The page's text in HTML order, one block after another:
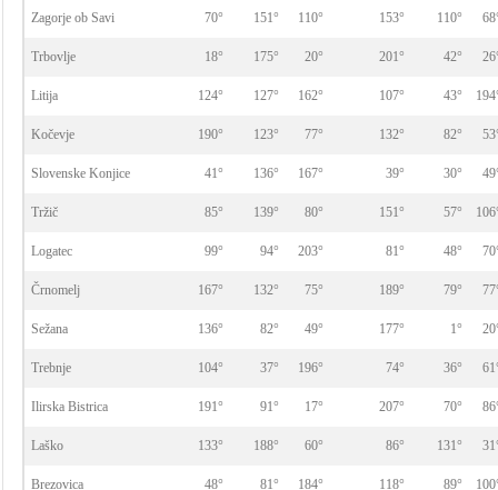
Zagorje ob Savi 70° 151° 110° 153° 110°
Trbovlje 18° 175° 20° 201° 42°
Litija 124° 127° 162° 107° 43°
Kočevje 190° 123° 77° 132° 82°
Slovenske Konjice 41° 136° 167° 39° 30°
Tržič 85° 139° 80° 151° 57°
Logatec 99° 94° 203° 81° 48°
Črnomelj 167° 132° 75° 189° 79°
Sežana 136° 82° 49° 177° 1°
Trebnje 104° 37° 196° 74° 36°
Ilirska Bistrica 191° 91° 17° 207° 70°
Laško 133° 188° 60° 86° 131°
Brezovica 48° 81° 184° 118° 89°